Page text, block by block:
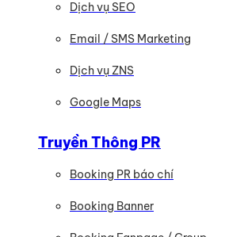
Dịch vụ SEO
Email / SMS Marketing
Dịch vụ ZNS
Google Maps
Truyền Thông PR
Booking PR báo chí
Booking Banner